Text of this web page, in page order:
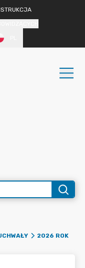
2026 ROK